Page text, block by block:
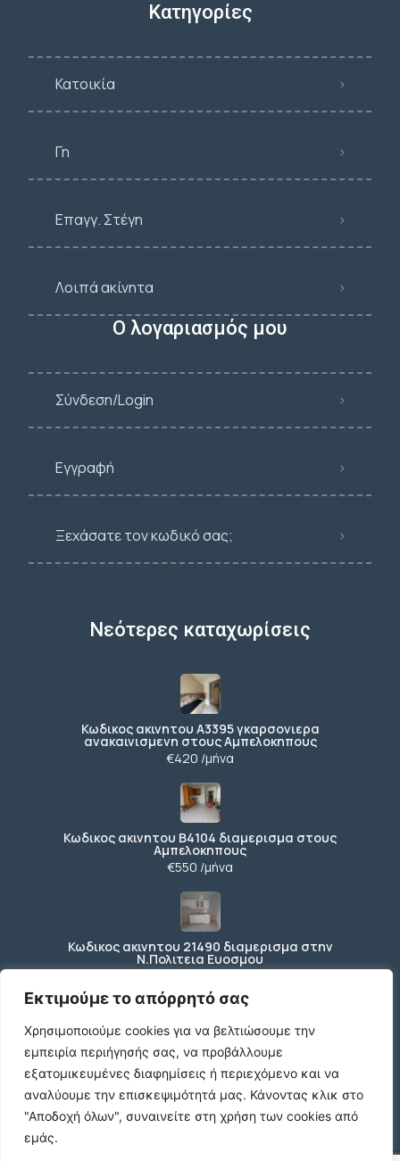
Εκτιμούμε το απόρρητό σας
Χρησιμοποιούμε cookies για να βελτιώσουμε την
εμπειρία περιήγησής σας, να προβάλλουμε
εξατομικευμένες διαφημίσεις ή περιεχόμενο και να
αναλύουμε την επισκεψιμότητά μας. Κάνοντας κλικ στο
"Αποδοχή όλων", συναινείτε στη χρήση των cookies από
εμάς.
Κατηγορίες
Κατοικία
Γη
Επαγγ. Στέγη
Λοιπά ακίνητα
Ο λογαριασμός μου
Σύνδεση/Login
Εγγραφή
Ξεχάσατε τον κωδικό σας;
Νεότερες καταχωρίσεις
Κωδικος ακινητου Α3395 γκαρσονιερα
ανακαινισμενη στους Αμπελοκηπους
€420 /μήνα
Κωδικος ακινητου Β4104 διαμερισμα στους
Αμπελοκηπους
€550 /μήνα
Κωδικος ακινητου 21490 διαμερισμα στην
Ν.Πολιτεια Ευοσμου
Κωδικος ακινητου 21489 διαμερισμα Ανωθεν
Κορδελιου
€80.000